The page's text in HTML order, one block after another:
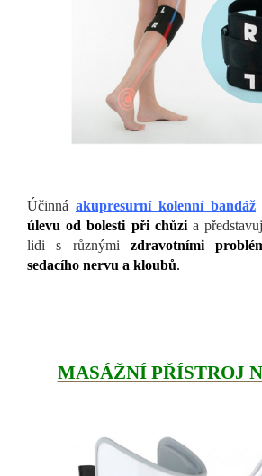
Účinná akupresurní kolenní bandáž
úlevu od bolesti při chůzia
lidi s různými zdravotními
sedacího nervu a kloubů.
MASÁŽNÍ PŘÍSTROJ